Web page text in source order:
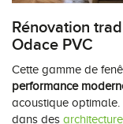
Rénovation
Odace PVC
Cette gamme de
performance
acoustique optimale.
dans des